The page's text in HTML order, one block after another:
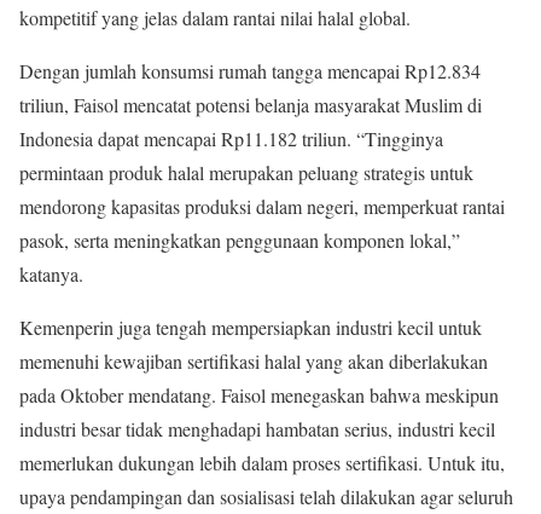
kompetitif yang jelas dalam rantai nilai halal global.
Dengan jumlah konsumsi rumah tangga mencapai Rp12.834
triliun, Faisol mencatat potensi belanja masyarakat Muslim di
Indonesia dapat mencapai Rp11.182 triliun. “Tingginya
permintaan produk halal merupakan peluang strategis untuk
mendorong kapasitas produksi dalam negeri, memperkuat rantai
pasok, serta meningkatkan penggunaan komponen lokal,”
katanya.
Kemenperin juga tengah mempersiapkan industri kecil untuk
memenuhi kewajiban sertifikasi halal yang akan diberlakukan
pada Oktober mendatang. Faisol menegaskan bahwa meskipun
industri besar tidak menghadapi hambatan serius, industri kecil
memerlukan dukungan lebih dalam proses sertifikasi. Untuk itu,
upaya pendampingan dan sosialisasi telah dilakukan agar seluruh